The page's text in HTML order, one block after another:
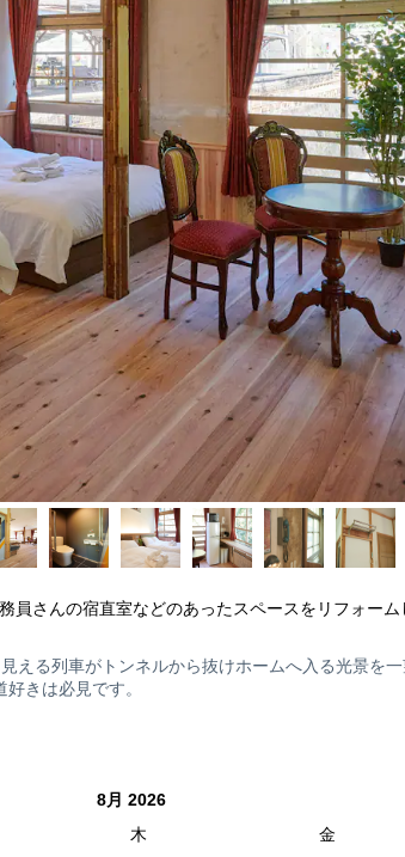
員さんの宿直室などのあったスペースをリフォーム
える列車がトンネルから抜けホームへ入る光景を
きは必見です。
8月 2026
木 金